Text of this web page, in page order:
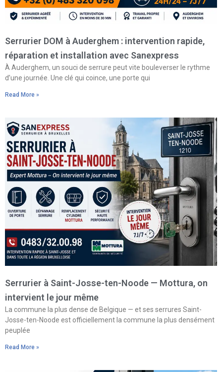
Serrurier DOM à Auderghem : intervention rapide,
réparation et installation avec Sanexpress
À Auderghem, un souci de serrure peut vite bouleverser le rythme
d’une journée. Une clé qui coince, une porte qui
Read More »
Serrurier à Saint-Josse-ten-Noode — Mottura, on
intervient le jour même
La commune la plus dense de Belgique — et ses serrures Saint-
Josse-ten-Noode est officiellement la commune la plus densément
peuplée
Read More »